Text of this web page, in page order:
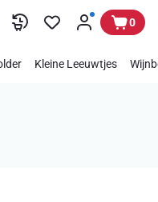
0
Kleine Leeuwtjes